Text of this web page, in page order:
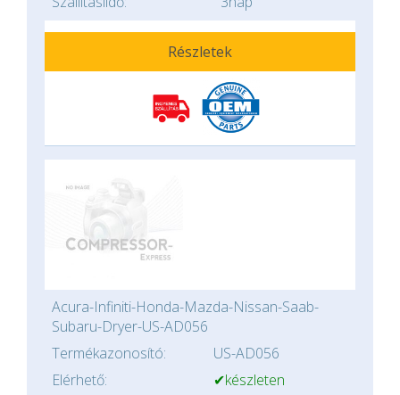
Részletek
Acura-Infiniti-Honda-Mazda-Nissan-Saab-
Subaru-Dryer-US-AD056
Termékazonosító:
US-AD056
Elérhető:
✔készleten